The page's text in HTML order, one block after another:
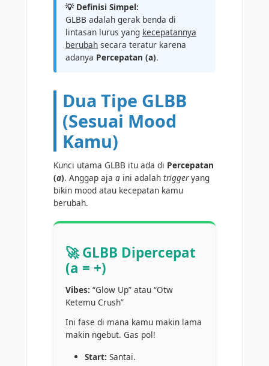
💡 Definisi Simpel:
GLBB adalah gerak benda di
lintasan lurus yang kecepatannya
berubah secara teratur karena
adanya Percepatan (a).
Dua Tipe GLBB
(Sesuai Mood
Kamu)
Kunci utama GLBB itu ada di Percepatan
(a). Anggap aja a ini adalah triggeryang
bikin mood atau kecepatan kamu
berubah.
🚀 GLBB Dipercepat
(a = +)
Vibes: “Glow Up” atau “Otw
Ketemu Crush”
Ini fase di mana kamu makin lama
makin ngebut. Gas pol!
Start: Santai.